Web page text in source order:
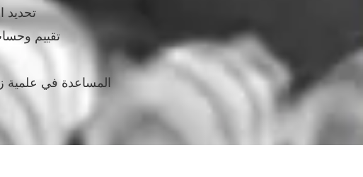
تحديد
تقييم وحساب سماكة وكثافة العظام وحالتها​
المساعدة في علمية